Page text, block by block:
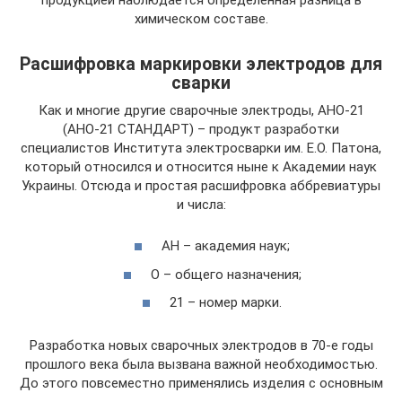
химическом составе.
Расшифровка маркировки электродов для
сварки
Как и многие другие сварочные электроды, АНО-21
(АНО-21 СТАНДАРТ) – продукт разработки
специалистов Института электросварки им. Е.О. Патона,
который относился и относится ныне к Академии наук
Украины. Отсюда и простая расшифровка аббревиатуры
и числа:
АН – академия наук;
О – общего назначения;
21 – номер марки.
Разработка новых сварочных электродов в 70-е годы
прошлого века была вызвана важной необходимостью.
До этого повсеместно применялись изделия с основным